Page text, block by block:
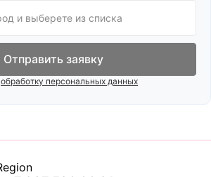
Отправить заявку
обработку персональных данных